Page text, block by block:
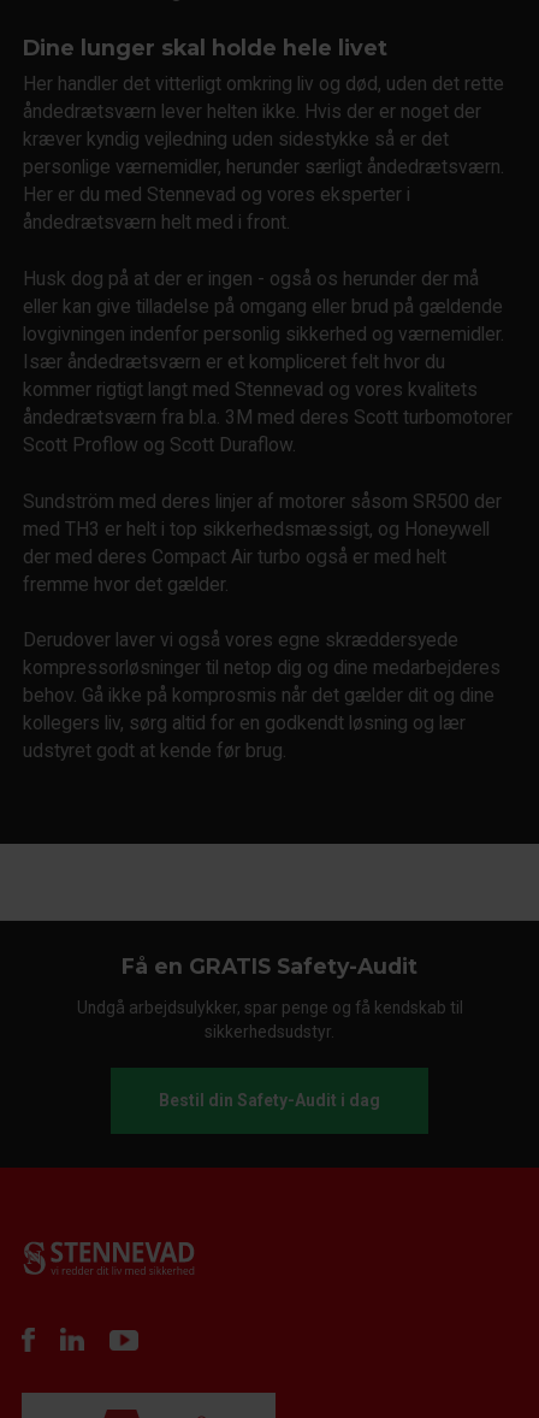
Dine lunger skal holde hele livet
Her handler det vitterligt omkring liv og død, uden det rette
åndedrætsværn lever helten ikke. Hvis der er noget der
kræver kyndig vejledning uden sidestykke så er det
personlige værnemidler, herunder særligt åndedrætsværn.
Her er du med Stennevad og vores eksperter i
åndedrætsværn helt med i front.
Husk dog på at der er ingen - også os herunder der må
eller kan give tilladelse på omgang eller brud på gældende
lovgivningen indenfor personlig sikkerhed og værnemidler.
Især åndedrætsværn er et kompliceret felt hvor du
kommer rigtigt langt med Stennevad og vores kvalitets
åndedrætsværn fra bl.a. 3M med deres Scott turbomotorer
Scott Proflow og Scott Duraflow.
Sundström med deres linjer af motorer såsom SR500 der
med TH3 er helt i top sikkerhedsmæssigt, og Honeywell
der med deres Compact Air turbo også er med helt
fremme hvor det gælder.
Derudover laver vi også vores egne skræddersyede
kompressorløsninger til netop dig og dine medarbejderes
behov. Gå ikke på komprosmis når det gælder dit og dine
kollegers liv, sørg altid for en godkendt løsning og lær
udstyret godt at kende før brug.
Få en GRATIS Safety-Audit
Undgå arbejdsulykker, spar penge og få kendskab til
sikkerhedsudstyr.
Bestil din Safety-Audit i dag